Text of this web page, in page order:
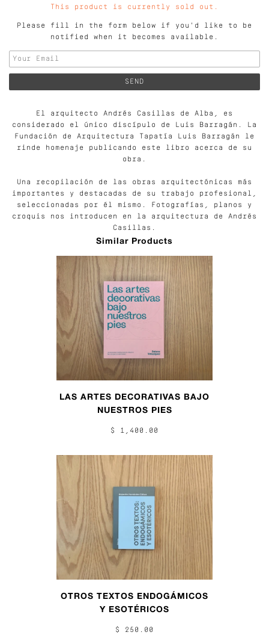
This product is currently sold out.
Please fill in the form below if you'd like to be
notified when it becomes available.
El arquitecto Andrés Casillas de Alba, es
considerado el único discípulo de Luis Barragán. La
Fundación de Arquitectura Tapatía Luis Barragán le
rinde homenaje publicando este libro acerca de su
obra.
Una recopilación de las obras arquitectónicas más
importantes y destacadas de su trabajo profesional,
seleccionadas por él mismo. Fotografías, planos y
croquis nos introducen en la arquitectura de Andrés
Casillas.
Similar Products
LAS ARTES DECORATIVAS BAJO
NUESTROS PIES
$ 1,400.00
OTROS TEXTOS ENDOGÁMICOS
Y ESOTÉRICOS
$ 250.00